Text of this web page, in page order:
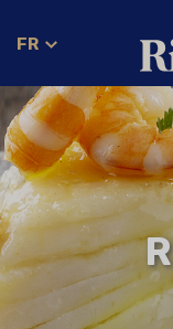
FR